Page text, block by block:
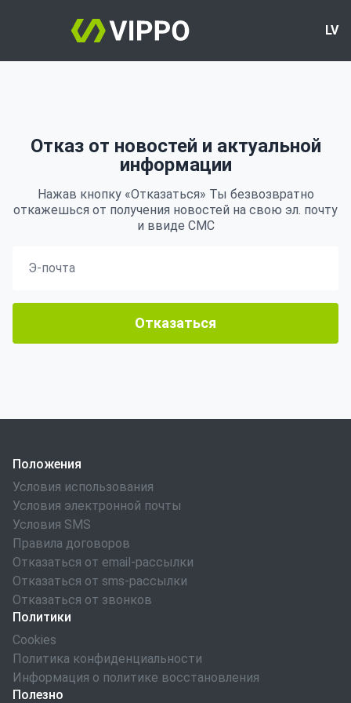
LV
Отказ от новостей и актуальной
информации
Нажав кнопку «Отказаться» Ты безвозвратно
откажешься от получения новостей на свою эл. почту
и ввиде СМС
Отказаться
Положения
Условия использования
Условия электронной почты
Условия SMS
Правила договоров
Отказаться от email-рассылки
Отказаться от sms-рассылки
Отказаться от звонков
Политики
Cookies
Политика конфиденциальности
Информация о политике восстановления
Полезно